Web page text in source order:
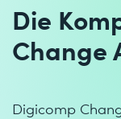
Die
Change
Digicomp